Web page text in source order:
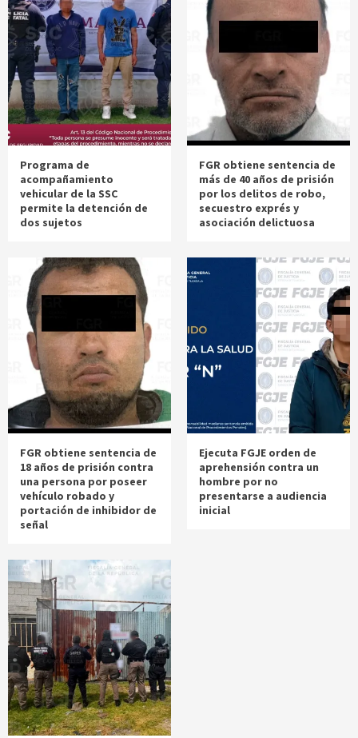
Programa de
acompañamiento
vehicular de la SSC
permite la detención de
dos sujetos
FGR obtiene sentencia de
más de 40 años de prisión
por los delitos de robo,
secuestro exprés y
asociación delictuosa
FGR obtiene sentencia de
18 años de prisión contra
una persona por poseer
vehículo robado y
portación de inhibidor de
señal
Ejecuta FGJE orden de
aprehensión contra un
hombre por no
presentarse a audiencia
inicial